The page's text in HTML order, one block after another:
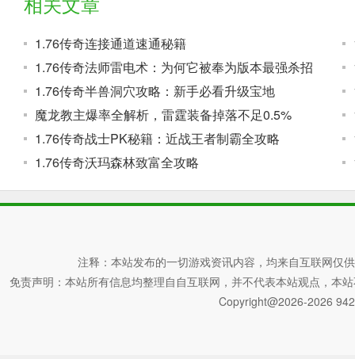
1.76传奇连接通道速通秘籍
1.76传奇法师雷电术：为何它被奉为版本最强杀招
1.76传奇半兽洞穴攻略：新手必看升级宝地
魔龙教主爆率全解析，雷霆装备掉落不足0.5%
1.76传奇战士PK秘籍：近战王者制霸全攻略
1.76传奇沃玛森林致富全攻略
注释：本站发布的一切游戏资讯内容，均来自互联网仅
免责声明：本站所有信息均整理自自互联网，并不代表本站观点，本
Copyright@2026-2026